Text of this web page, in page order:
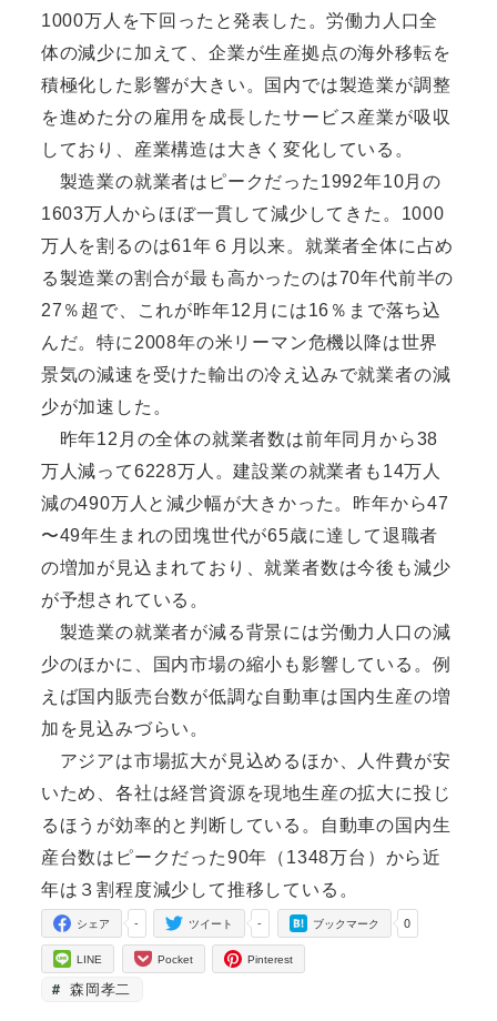
1000万人を下回ったと発表した。労働力人口全
体の減少に加えて、企業が生産拠点の海外移転を
積極化した影響が大きい。国内では製造業が調整
を進めた分の雇用を成長したサービス産業が吸収
しており、産業構造は大きく変化している。
製造業の就業者はピークだった1992年10月の
1603万人からほぼ一貫して減少してきた。1000
万人を割るのは61年６月以来。就業者全体に占め
る製造業の割合が最も高かったのは70年代前半の
27％超で、これが昨年12月には16％まで落ち込
んだ。特に2008年の米リーマン危機以降は世界
景気の減速を受けた輸出の冷え込みで就業者の減
少が加速した。
昨年12月の全体の就業者数は前年同月から38
万人減って6228万人。建設業の就業者も14万人
減の490万人と減少幅が大きかった。昨年から47
〜49年生まれの団塊世代が65歳に達して退職者
の増加が見込まれており、就業者数は今後も減少
が予想されている。
製造業の就業者が減る背景には労働力人口の減
少のほかに、国内市場の縮小も影響している。例
えば国内販売台数が低調な自動車は国内生産の増
加を見込みづらい。
アジアは市場拡大が見込めるほか、人件費が安
いため、各社は経営資源を現地生産の拡大に投じ
るほうが効率的と判断している。自動車の国内生
産台数はピークだった90年（1348万台）から近
年は３割程度減少して推移している。
-
シェア -
ツイート 0
ブックマーク
LINE Pocket Pinterest
森岡孝二